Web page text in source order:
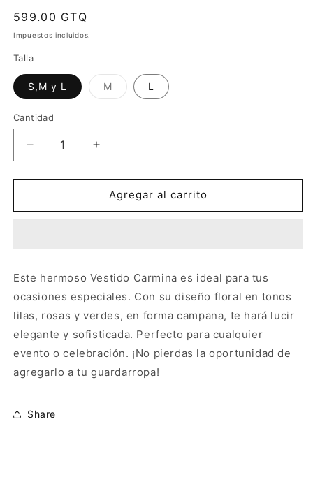
modal
Precio
habitual
599.00 GTQ
Impuestos incluidos.
Talla
S,M y L MVariante
agotada
L
Cantidad
Reducir
cantidad
para
Carmina
Aumentar
cantidad
para
Vestido
Carmina
Agregar al carrito
Este hermoso Vestido Carmina es ideal para tus
ocasiones especiales. Con su diseño floral en tonos
lilas, rosas y verdes, en forma campana, te hará lucir
elegante y sofisticada. Perfecto para cualquier
evento o celebración. ¡No pierdas la oportunidad de
agregarlo a tu guardarropa!
Share